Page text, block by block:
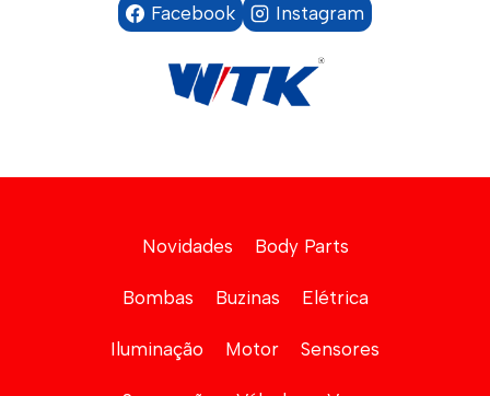
Facebook Instagram
Novidades Body Parts
Bombas Buzinas Elétrica
Iluminação Motor Sensores